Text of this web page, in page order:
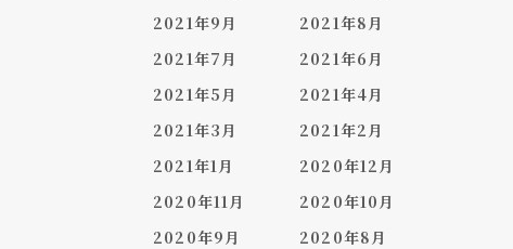
2021年9月
2021年8月
2021年7月
2021年6月
2021年5月
2021年4月
2021年3月
2021年2月
2021年1月
2020年12月
2020年11月
2020年10月
2020年9月
2020年8月